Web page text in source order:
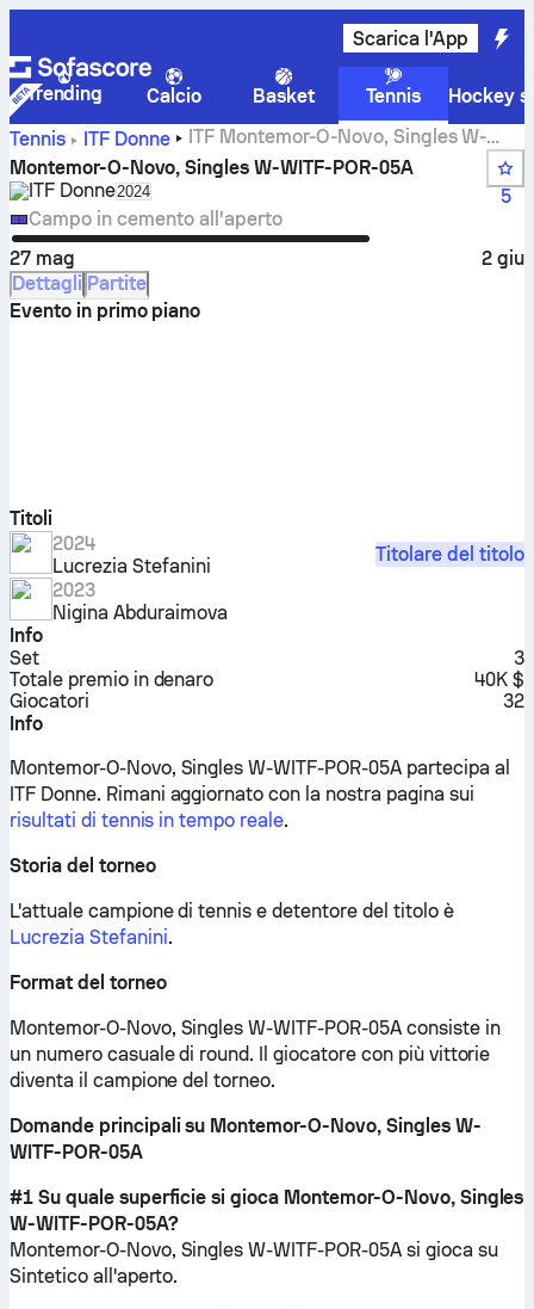
Scarica l'App
Trending Calcio Basket Tennis
Hockey
Tennis
ITF Donne
ITF Montemor-O-Novo, Singles W-
WITF-POR-05A live score, risultati e incontri
Montemor-O-Novo, Singles W-WITF-POR-05A
ITF DonneSelect season in unique tournament header
2024
5
Campo in cemento all'aperto
27 mag
2 giu
Dettagli Partite
Evento in primo piano
Titoli
2024
Lucrezia Stefanini
Titolare del titolo
2023
Nigina Abduraimova
Info
Set
3
Totale premio in denaro
40K $
Giocatori
32
Info
Montemor-O-Novo, Singles W-WITF-POR-05A partecipa al
ITF Donne. Rimani aggiornato con la nostra pagina sui
risultati di tennis in tempo reale.
Storia del torneo
L'attuale campione di tennis e detentore del titolo è
Lucrezia Stefanini.
Format del torneo
Montemor-O-Novo, Singles W-WITF-POR-05A consiste in
un numero casuale di round. Il giocatore con più vittorie
diventa il campione del torneo.
Domande principali su Montemor-O-Novo, Singles W-
WITF-POR-05A
#1 Su quale superficie si gioca Montemor-O-Novo, Singles
W-WITF-POR-05A?
Montemor-O-Novo, Singles W-WITF-POR-05A si gioca su
Sintetico all'aperto.